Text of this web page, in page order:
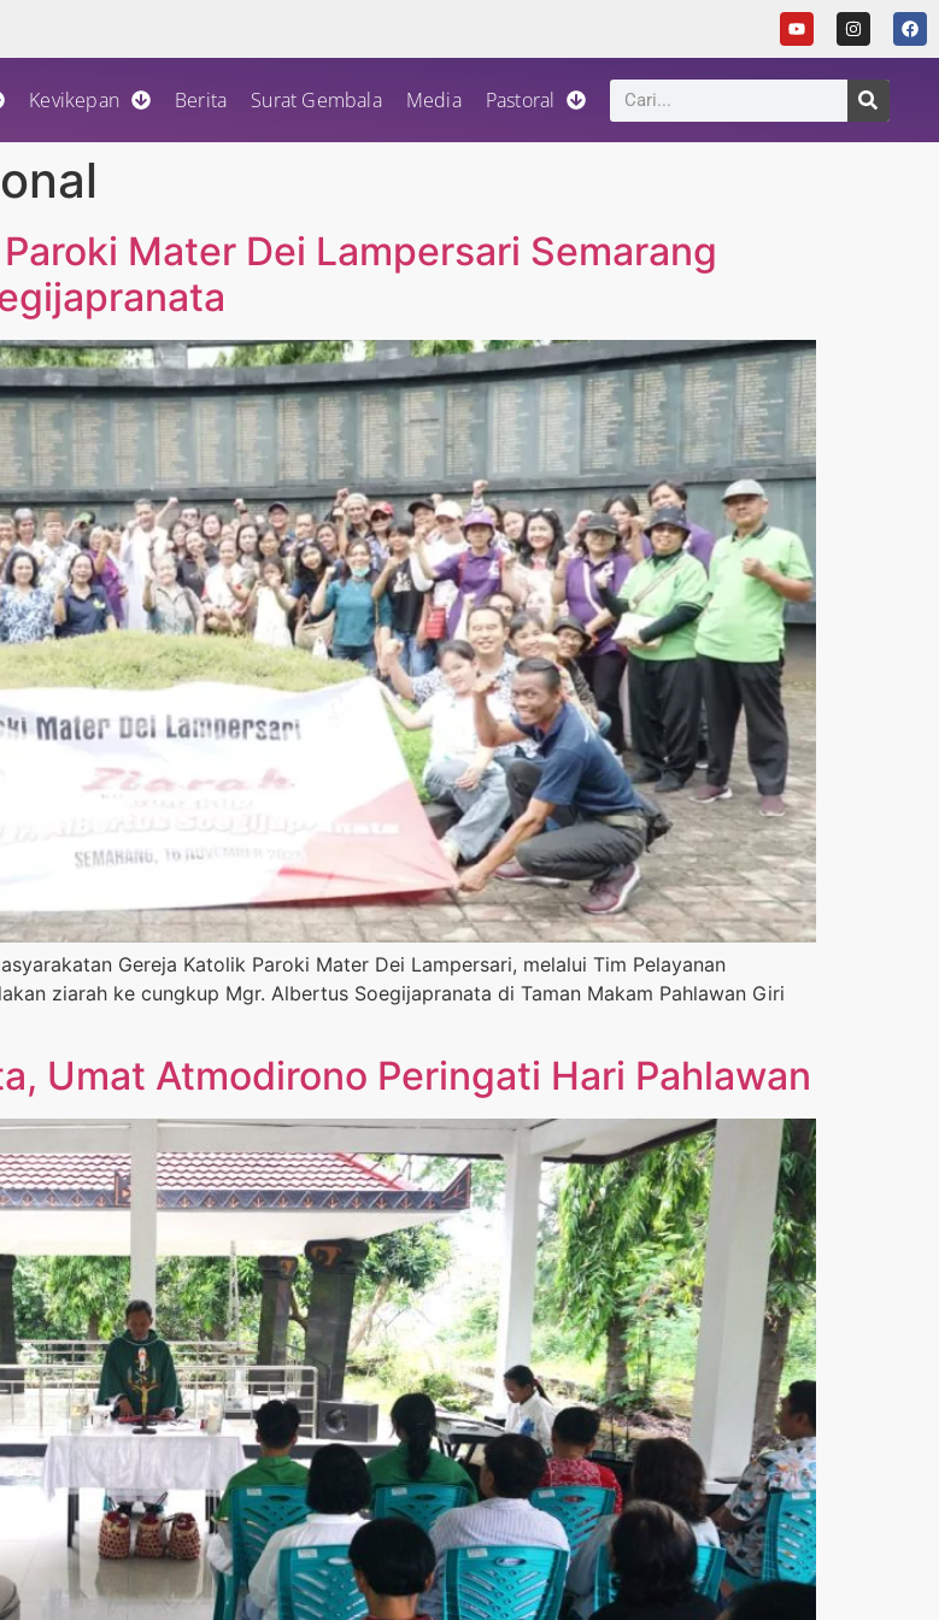
Kevikepan Berita Surat Gembala Media Pastoral
Mater Dei Lampersari Semarang
Gereja Katolik Paroki Mater Dei Lampersari, melalui Tim Pelayanan
ziarah ke cungkup Mgr. Albertus Soegijapranata di Taman Makam Pahlawan Giri
Umat Atmodirono Peringati Hari Pahlawan